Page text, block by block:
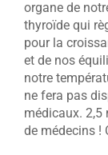
organe de
thyroïde qui
pour la
et de nos
notre
ne fera pas
médicaux. 2,5
de médecins !